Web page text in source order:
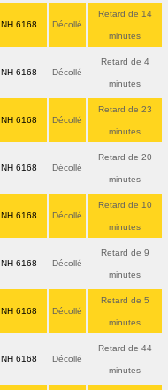
NH 6168 Décollé
Retard de 14
minutes
NH 6168 Décollé
Retard de 4
minutes
NH 6168 Décollé
Retard de 23
minutes
NH 6168 Décollé
Retard de 20
minutes
NH 6168 Décollé
Retard de 10
minutes
NH 6168 Décollé
Retard de 9
minutes
NH 6168 Décollé
Retard de 5
minutes
NH 6168 Décollé
Retard de 44
minutes